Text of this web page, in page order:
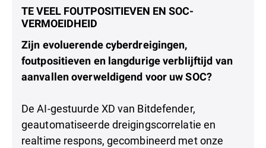
TE VEEL FOUTPOSITIEVEN EN SOC-
VERMOEIDHEID
Zijn evoluerende cyberdreigingen,
foutpositieven en langdurige verblijftijd van
aanvallen overweldigend voor uw SOC?
De AI-gestuurde XD van Bitdefender,
geautomatiseerde dreigingscorrelatie en
realtime respons, gecombineerd met onze